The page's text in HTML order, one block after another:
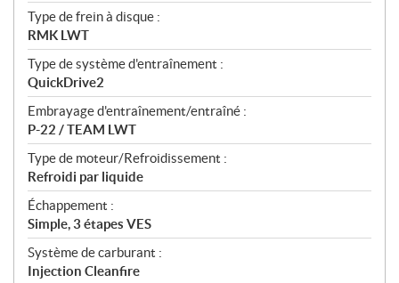
Type de frein à disque :
RMK LWT
Type de système d'entraînement :
QuickDrive2
Embrayage d'entraînement/entraîné :
P-22 / TEAM LWT
Type de moteur/Refroidissement :
Refroidi par liquide
Échappement :
Simple, 3 étapes VES
Système de carburant :
Injection Cleanfire